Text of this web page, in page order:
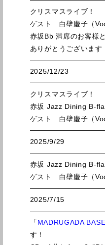
クリスマスライブ！
ゲスト 白壁慶子（
赤坂Bb 満席のお客様
ありがとうございます
2025/12/23
クリスマスライブ！
赤坂 Jazz Dining B-
ゲスト 白壁慶子（
2025/9/29
赤坂 Jazz Dining B-
ゲスト 白壁慶子（
2025/7/15
「 MADRUGADA
す！